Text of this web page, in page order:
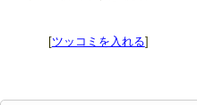
[ツッコミを入れる]